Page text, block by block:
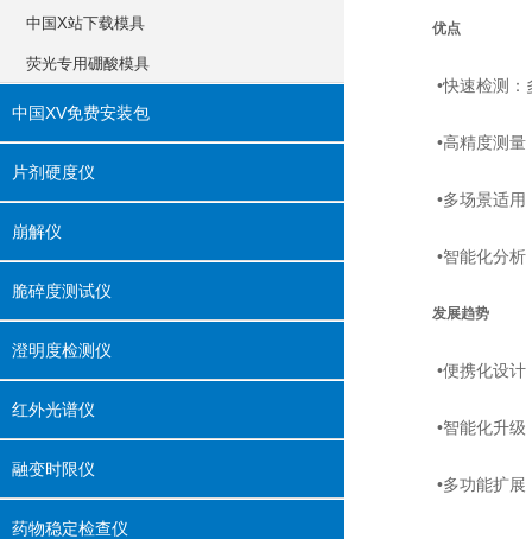
中国X站下载模具
荧光专用硼酸模具
中国XV免费安装包
片剂硬度仪
崩解仪
脆碎度测试仪
澄明度检测仪
红外光谱仪
融变时限仪
药物稳定检查仪
优点
‌•快速检测‌：
‌•高精度测量‌
‌•多场景适用‌
‌•智能化分析‌：
发展趋势
‌•便携化设计‌
‌•智能化升级‌
‌•多功能扩展‌